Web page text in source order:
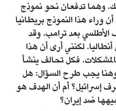
وهما تدفعان نحو نموذج
هذا النموذج بريطانيا
بعد ترامب. وقد
لكنني أرى أن هذا
فكل تحالف ينشأ
يجب طرح السؤال: هل
إسرائيل؟ أم أن الهدف هو
ضد إيران؟